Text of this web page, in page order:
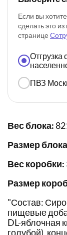
Если вы
сделать это
странице
Отгрузка
ПВЗ
Вес блока:
Размер
Вес коробки:
Размер
"Состав:
пищевые
DL-яблочная
голубой),